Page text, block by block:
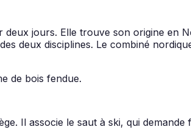
jours. Elle trouve son origine en
deux disciplines. Le combiné
de bois fendue.
Il associe le saut à ski, qui